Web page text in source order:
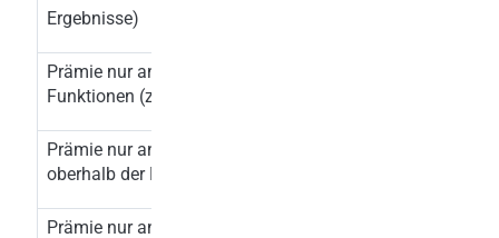
Ergebnisse)
Prämie nur an Mitarbeiter in bestimmten
Funktionen (zB Vertrieb vs Verwaltung)
Prämie nur an Mitarbeiter unterhalb oder
oberhalb der Managementebene
Prämie nur an Mitarbeiter in